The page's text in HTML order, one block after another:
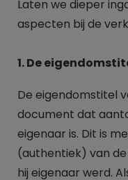
Laten we dieper
aspecten bij de
1. De
De eigendomstitel
document dat
eigenaar is. Dit is
(authentiek) van
hij eigenaar werd.